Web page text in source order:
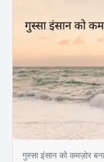
गुस्सा इंसान को कमज़ोर